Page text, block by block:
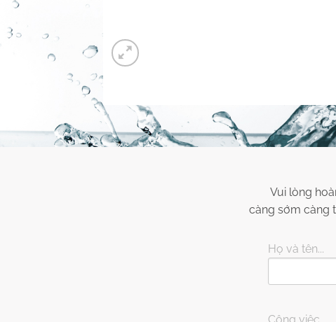
Vui lòng
càng sớm càng
Họ và tên...
Công việc...